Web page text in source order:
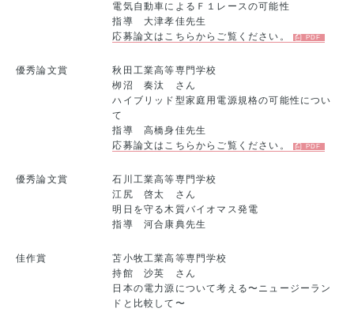
電気自動車によるＦ１レースの可能性
指導 大津孝佳先生
応募論文はこちらからご覧ください。
優秀論文賞
秋田工業高等専門学校
栁沼 奏汰 さん
ハイブリッド型家庭用電源規格の可能性につい
て
指導 高橋身佳先生
応募論文はこちらからご覧ください。
優秀論文賞
石川工業高等専門学校
江尻 啓太 さん
明日を守る木質バイオマス発電
指導 河合康典先生
佳作賞
苫小牧工業高等専門学校
持館 沙英 さん
日本の電力源について考える〜ニュージーラン
ドと比較して〜